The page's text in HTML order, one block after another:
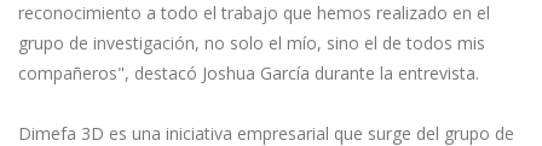
reconocimiento a todo el trabajo que hemos realizado en el
grupo de investigación, no solo el mío, sino el de todos mis
compañeros", destacó Joshua García durante la entrevista.
Dimefa 3D es una iniciativa empresarial que surge del grupo de